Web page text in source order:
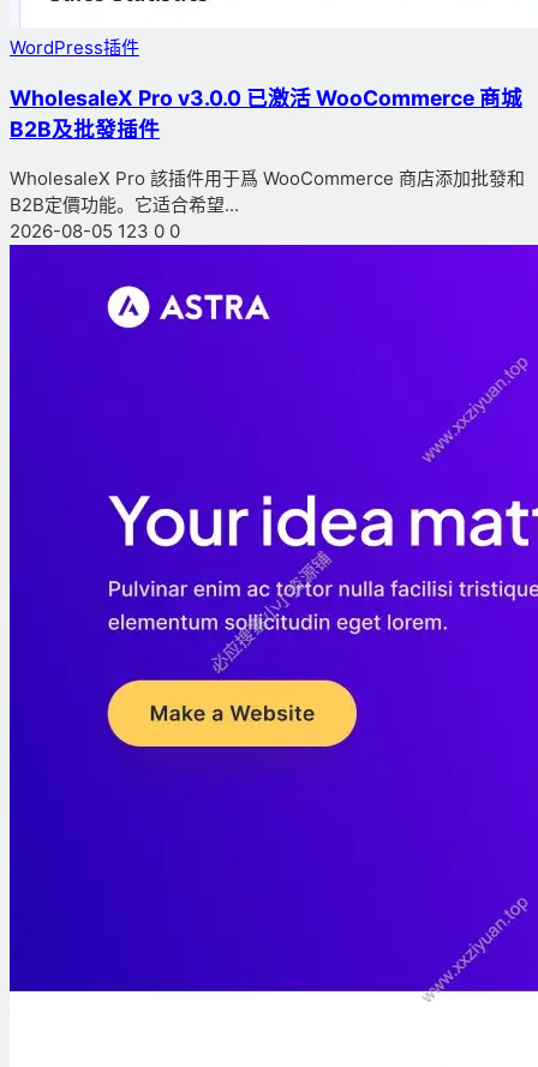
WordPress插件
WholesaleX Pro v3.0.0 已激活 WooCommerce 商城
B2B及批發插件
WholesaleX Pro 該插件用于爲 WooCommerce 商店添加批發和
B2B定價功能。它适合希望...
2026-08-05 123 0 0